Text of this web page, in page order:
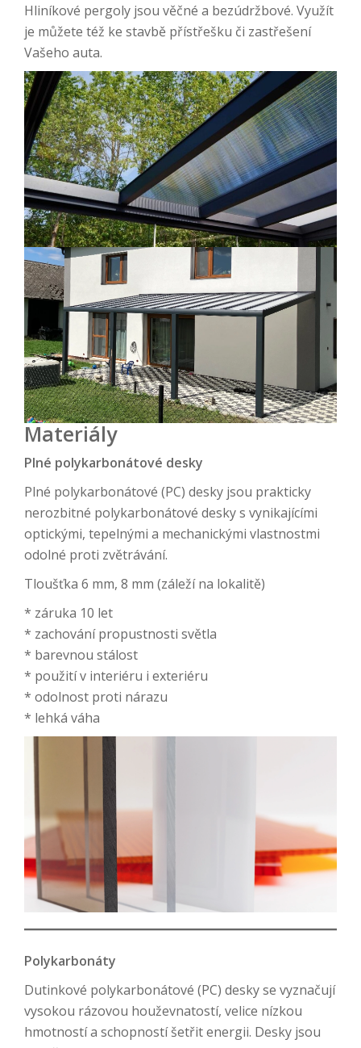
Hliníkové pergoly jsou věčné a bezúdržbové. Využít
je můžete též ke stavbě přístřešku či zastřešení
Vašeho auta.
Materiály
Plné polykarbonátové desky
Plné polykarbonátové (PC) desky jsou prakticky
nerozbitné polykarbonátové desky s vynikajícími
optickými, tepelnými a mechanickými vlastnostmi
odolné proti zvětrávání.
Tloušťka 6 mm, 8 mm (záleží na lokalitě)
* záruka 10 let
* zachování propustnosti světla
* barevnou stálost
* použití v interiéru i exteriéru
* odolnost proti nárazu
* lehká váha
Polykarbonáty
Dutinkové polykarbonátové (PC) desky se vyznačují
vysokou rázovou houževnatostí, velice nízkou
hmotností a schopností šetřit energii. Desky jsou